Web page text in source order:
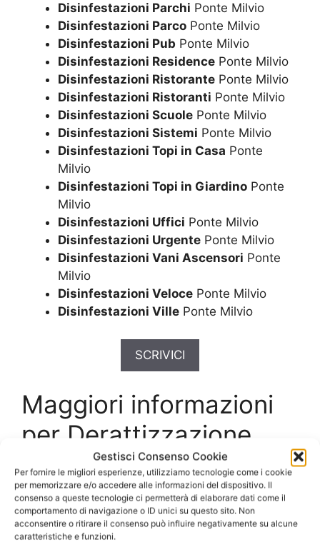
Gestisci Consenso Cookie
Per fornire le migliori esperienze, utilizziamo tecnologie come i cookie
per memorizzare e/o accedere alle informazioni del dispositivo. Il
consenso a queste tecnologie ci permetterà di elaborare dati come il
comportamento di navigazione o ID unici su questo sito. Non
acconsentire o ritirare il consenso può influire negativamente su alcune
caratteristiche e funzioni.
Disinfestazioni Parchi Ponte Milvio
Disinfestazioni Parco Ponte Milvio
Disinfestazioni Pub Ponte Milvio
Disinfestazioni Residence Ponte Milvio
Disinfestazioni Ristorante Ponte Milvio
Disinfestazioni Ristoranti Ponte Milvio
Disinfestazioni Scuole Ponte Milvio
Disinfestazioni Sistemi Ponte Milvio
Disinfestazioni Topi in Casa Ponte
Milvio
Disinfestazioni Topi in Giardino Ponte
Milvio
Disinfestazioni Uffici Ponte Milvio
Disinfestazioni Urgente Ponte Milvio
Disinfestazioni Vani Ascensori Ponte
Milvio
Disinfestazioni Veloce Ponte Milvio
Disinfestazioni Ville Ponte Milvio
SCRIVICI
Maggiori informazioni
per Derattizzazione
Costi Ponte Milvio
Servizio di
Derattizzazione Costi